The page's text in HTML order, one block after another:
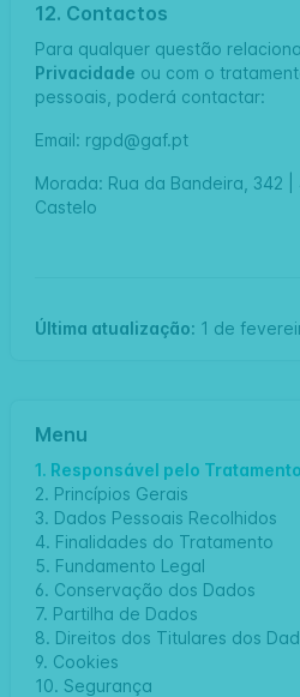
12. Contactos
Para qualquer questão
Privacidade ou com o
pessoais, poderá contactar:
Email: rgpd@gaf.pt
Morada: Rua da Bandeira, 342
Castelo
Última atualização: 1 de
Menu
1. Responsável pelo Tratamento
2. Princípios Gerais
3. Dados Pessoais Recolhidos
4. Finalidades do Tratamento
5. Fundamento Legal
6. Conservação dos Dados
7. Partilha de Dados
8. Direitos dos Titulares dos
9. Cookies
10. Segurança